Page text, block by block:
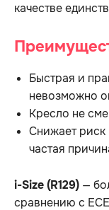
качестве
Быстрая и
невозможно
Кресло не
Снижает риск
частая
i-Size (R129) —
сравнению с